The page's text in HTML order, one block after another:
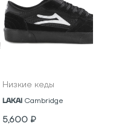
Низкие кеды
LAKAI Cambridge
5,600 ₽